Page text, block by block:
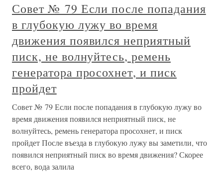
Совет № 79 Если после попадания
в глубокую лужу во время
движения появился неприятный
писк, не волнуйтесь, ремень
генератора просохнет, и писк
пройдет
Совет № 79 Если после попадания в глубокую лужу во
время движения появился неприятный писк, не
волнуйтесь, ремень генератора просохнет, и писк
пройдет После въезда в глубокую лужу вы заметили, что
появился неприятный писк во время движения? Скорее
всего, вода залила